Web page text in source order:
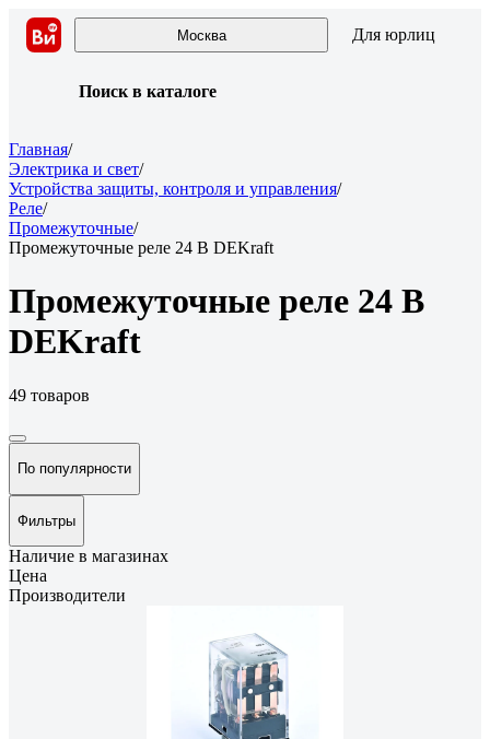
Москва Для юрлиц
Поиск в каталоге
Главная/
Электрика и свет/
Устройства защиты, контроля и управления/
Реле/
Промежуточные/
Промежуточные реле 24 В DEKraft
Промежуточные реле 24 В
DEKraft
49 товаров
По популярности
Фильтры
Наличие в магазинах
Цена
Производители